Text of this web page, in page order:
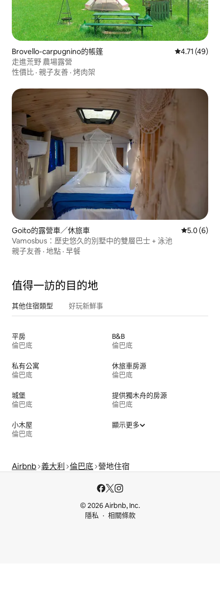
Brovello-carpugnino的帳篷 從 49 則評價
4.71 (49)
走進荒野 農場露營
性價比 · 親子友善 · 烤肉架
Goito的露營車／休旅車 從 6 則評
5.0 (6)
Vamosbus：歷史悠久的別墅中的雙層巴士 + 泳池
親子友善 · 地點 · 早餐
值得一訪的目的地
其他住宿類型 好玩新鮮事
平房
倫巴底
B&B
倫巴底
私有公寓
倫巴底
休旅車房源
倫巴底
城堡
倫巴底
提供獨木舟的房源
倫巴底
小木屋
倫巴底
顯示更多
Airbnb 義大利 倫巴底 營地住宿
© 2026 Airbnb, Inc.
隱私
相關條款